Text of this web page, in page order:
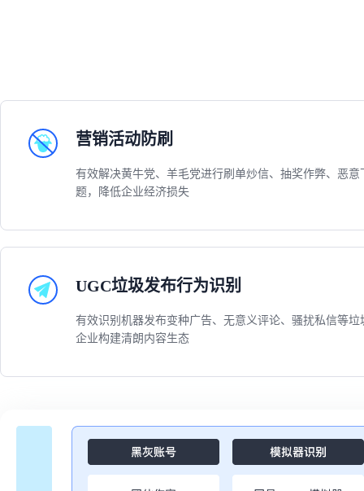
营销活动防刷
有效解决黄牛党、羊毛党进行刷单炒信、抽奖作弊、恶意
题，降低企业经济损失
UGC垃圾发布行为识别
有效识别机器发布变种广告、无意义评论、骚扰私信等垃
企业构建清朗内容生态